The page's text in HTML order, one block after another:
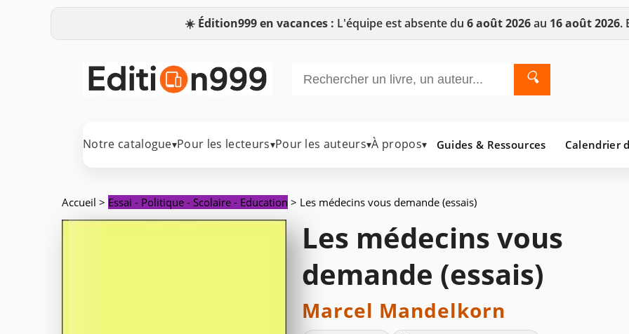
☀️ Édition999 en vacances : L'équipe est absente du 6 août 2026au 16 août 2026.
🔍
Notre catalogue▾Pour les lecteurs▾Pour les auteurs▾À propos▾ Guides & Ressources Calendrier
Accueil > Essai - Politique - Scolaire - Education > Les médecins vous demande (essais)
Les médecins vous
demande (essais)
Marcel Mandelkorn